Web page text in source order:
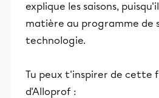
explique les saisons,
matière au programme de
technologie.
Tu peux t'inspirer de cette
d'Alloprof :